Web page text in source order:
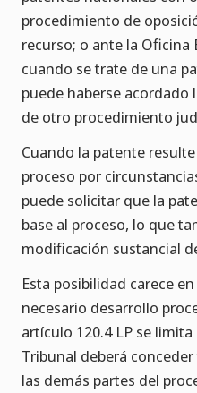
procedimiento de
recurso; o ante la Oficina
cuando se trate de una
puede haberse
de otro procedimiento
Cuando la patente
proceso por
puede solicitar que la
base al proceso, lo que
modificación sustancial
Esta posibilidad carece
necesario desarrollo
artículo 120.4 LP se
Tribunal deberá
las demás partes del